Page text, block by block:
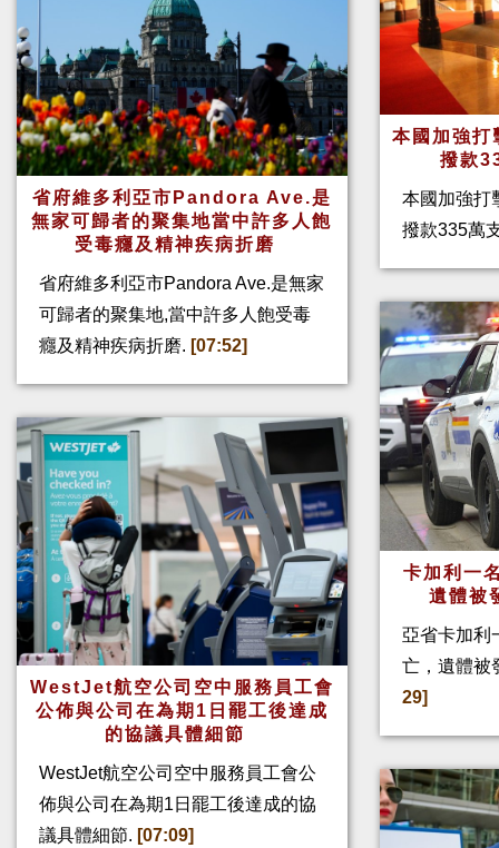
省府維多利亞市Pandora Ave.是
無家可歸者的聚集地當中許多人飽
受毒癮及精神疾病折磨
省府維多利亞市Pandora Ave.是無家
可歸者的聚集地,當中許多人飽受毒
癮及精神疾病折磨. [07:52]
WestJet航空公司空中服務員工會
公佈與公司在為期1日罷工後達成
的協議具體細節
WestJet航空公司空中服務員工會公
佈與公司在為期1日罷工後達成的協
議具體細節. [07:09]
本國加強打
撥款
本國加強打
撥款335萬
卡加利一
遺體被
亞省卡加利
亡，遺體被
29]